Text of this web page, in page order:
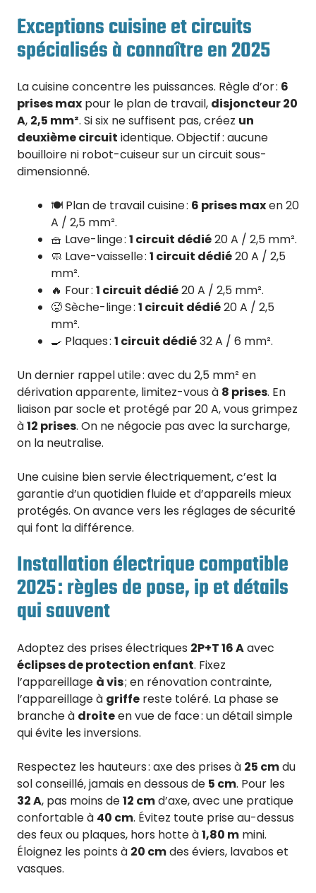
Exceptions cuisine et circuits
spécialisés à connaître en 2025
La cuisine concentre les puissances. Règle d’or : 6
prises max pour le plan de travail, disjoncteur 20
A, 2,5 mm². Si six ne suffisent pas, créez un
deuxième circuit identique. Objectif : aucune
bouilloire ni robot-cuiseur sur un circuit sous-
dimensionné.
🍽️ Plan de travail cuisine : 6 prises maxen 20
A / 2,5 mm².
🧺 Lave-linge : 1 circuit dédié20 A / 2,5 mm².
🧼 Lave-vaisselle : 1 circuit dédié20 A / 2,5
mm².
🔥 Four : 1 circuit dédié20 A / 2,5 mm².
🥵 Sèche-linge : 1 circuit dédié20 A / 2,5
mm².
🍳 Plaques : 1 circuit dédié32 A / 6 mm².
Un dernier rappel utile : avec du 2,5 mm² en
dérivation apparente, limitez-vous à 8 prises. En
liaison par socle et protégé par 20 A, vous grimpez
à12 prises. On ne négocie pas avec la surcharge,
on la neutralise.
Une cuisine bien servie électriquement, c’est la
garantie d’un quotidien fluide et d’appareils mieux
protégés. On avance vers les réglages de sécurité
qui font la différence.
Installation électrique compatible
2025 : règles de pose, ip et détails
qui sauvent
Adoptez des prises électriques 2P+T 16 Aavec
éclipses de protection enfant. Fixez
l’appareillage à vis; en rénovation contrainte,
l’appareillage à griffe reste toléré. La phase se
branche à droiteen vue de face : un détail simple
qui évite les inversions.
Respectez les hauteurs : axe des prises à 25 cmdu
sol conseillé, jamais en dessous de 5 cm. Pour les
32 A, pas moins de12 cmd’axe, avec une pratique
confortable à 40 cm. Évitez toute prise au-dessus
des feux ou plaques, hors hotte à1,80 m mini.
Éloignez les points à 20 cmdes éviers, lavabos et
vasques.